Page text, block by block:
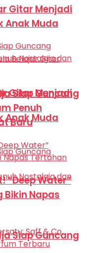
Gitar Menjadi
Anak Muda
Siap Guncang
Gitar Menjadi
Anak Muda
Siap Guncang
Penuh
Baru
“Deep Water”
Bikin Napas